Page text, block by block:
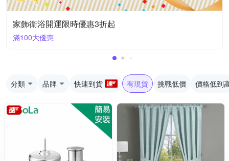
家飾衛浴開運限時優惠3折起
滿100大優惠
分類 品牌 快速到貨 有現貨 挑戰低價 價格低到